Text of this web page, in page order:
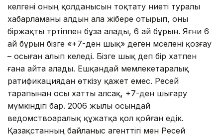
келгені оның қолданысын тоқтату ниеті туралы
хабарламаны алдын ала жібере отырып, оны
біржақты тәртіппен бұза алады, 6 ай бұрын. Яғни 6
ай бұрын бізге «+7-ден шық» деген мәселені қозғау
– осыған алып келеді. Бізге шық деп бір хатпен
ғана айта алады. Ешқандай мемлекетаралық
ратификациядан өткізу қажет емес. Ресей
тарапынан осы хатты алсақ, +7-ден шығару
мүмкіндігі бар. 2006 жылы осындай
ведомствоаралық құжатқа қол қойған едік.
Қазақстанның байланыс агенттігі мен Ресей